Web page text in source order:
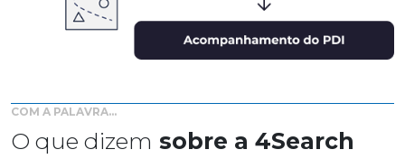
COM A PALAVRA...
O que dizem sobre a 4Search